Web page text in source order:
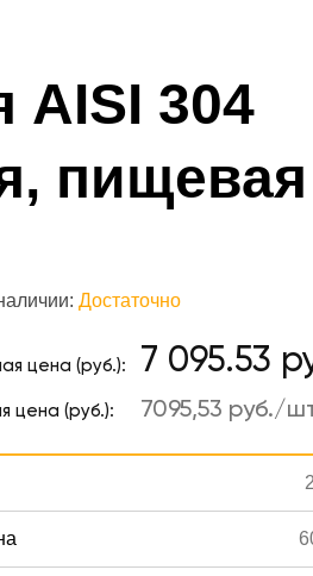
AISI 304
пищевая
Достаточно
цена (руб.): 7 095.53
цена (руб.): 7095,53 руб./